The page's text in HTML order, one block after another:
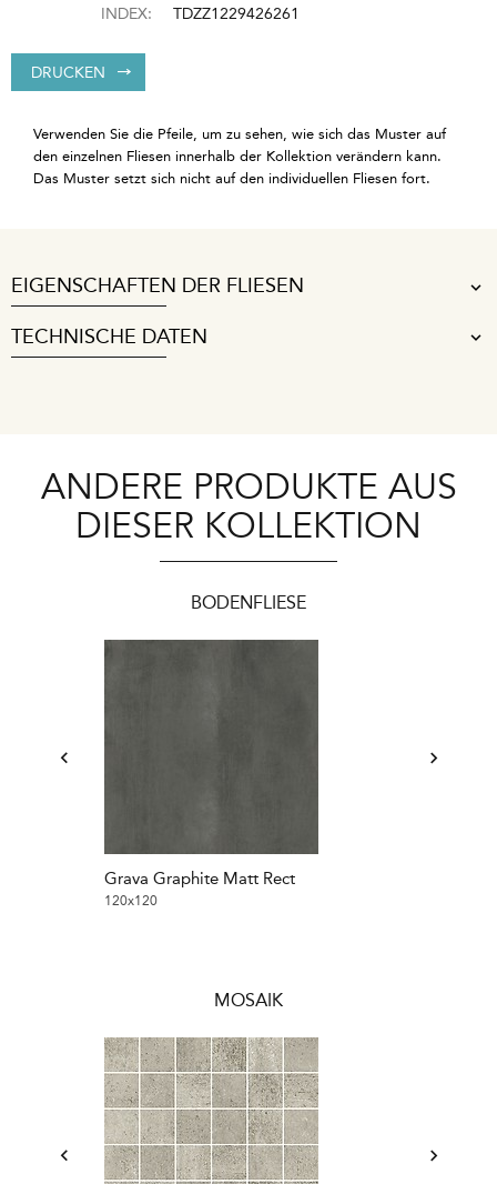
INDEX:
TDZZ1229426261
DRUCKEN
Verwenden Sie die Pfeile, um zu sehen, wie sich das Muster auf
den einzelnen Fliesen innerhalb der Kollektion verändern kann.
Das Muster setzt sich nicht auf den individuellen Fliesen fort.
EIGENSCHAFTEN DER FLIESEN
TECHNISCHE DATEN
ANDERE PRODUKTE AUS
DIESER KOLLEKTION
BODENFLIESE
Grava Graphite Matt Rect
120x120
MOSAIK